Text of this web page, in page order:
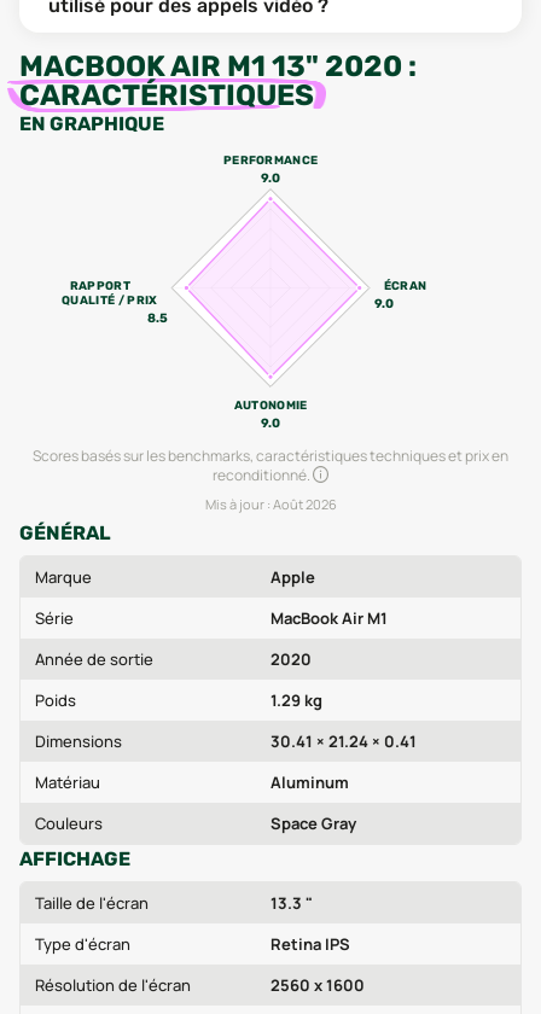
utilisé pour des appels vidéo ?
MACBOOK AIR M1 13" 2020 :
CARACTÉRISTIQUES
EN GRAPHIQUE
PERFORMANCE
9.0
ÉCRAN
9.0
AUTONOMIE
9.0
RAPPORT
QUALITÉ / PRIX
8.5
Scores basés sur les benchmarks, caractéristiques techniques et prix en
reconditionné.
Mis à jour : Août 2026
GÉNÉRAL
Marque
Apple
Série
MacBook Air M1
Année de sortie
2020
Poids
1.29 kg
Dimensions
30.41 × 21.24 × 0.41
Matériau
Aluminum
Couleurs
Space Gray
AFFICHAGE
Taille de l'écran
13.3 "
Type d'écran
Retina IPS
Résolution de l'écran
2560 x 1600